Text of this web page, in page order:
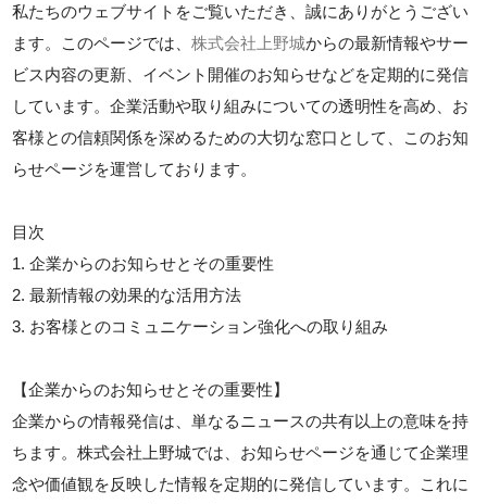
私たちのウェブサイトをご覧いただき、誠にありがとうござい
ます。このページでは、株式会社上野城からの最新情報やサー
ビス内容の更新、イベント開催のお知らせなどを定期的に発信
しています。企業活動や取り組みについての透明性を高め、お
客様との信頼関係を深めるための大切な窓口として、このお知
らせページを運営しております。
目次
1. 企業からのお知らせとその重要性
2. 最新情報の効果的な活用方法
3. お客様とのコミュニケーション強化への取り組み
【企業からのお知らせとその重要性】
企業からの情報発信は、単なるニュースの共有以上の意味を持
ちます。株式会社上野城では、お知らせページを通じて企業理
念や価値観を反映した情報を定期的に発信しています。これに